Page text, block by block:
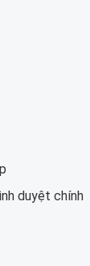
duyệt chính